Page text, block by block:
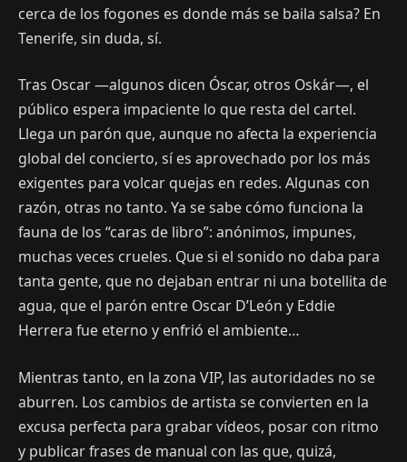
cerca de los fogones es donde más se baila salsa? En
Tenerife, sin duda, sí.
Tras Oscar —algunos dicen Óscar, otros Oskár—, el
público espera impaciente lo que resta del cartel.
Llega un parón que, aunque no afecta la experiencia
global del concierto, sí es aprovechado por los más
exigentes para volcar quejas en redes. Algunas con
razón, otras no tanto. Ya se sabe cómo funciona la
fauna de los “caras de libro”: anónimos, impunes,
muchas veces crueles. Que si el sonido no daba para
tanta gente, que no dejaban entrar ni una botellita de
agua, que el parón entre Oscar D’León y Eddie
Herrera fue eterno y enfrió el ambiente…
Mientras tanto, en la zona VIP, las autoridades no se
aburren. Los cambios de artista se convierten en la
excusa perfecta para grabar vídeos, posar con ritmo
y publicar frases de manual con las que, quizá,